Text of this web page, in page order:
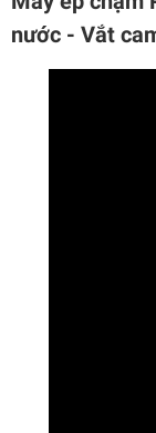
nước - Vắt